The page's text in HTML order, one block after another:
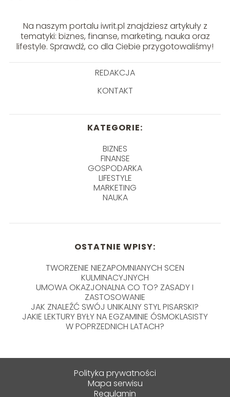
Na naszym portalu iwrit.pl znajdziesz artykuły z
tematyki: biznes, finanse, marketing, nauka oraz
lifestyle. Sprawdź, co dla Ciebie przygotowaliśmy!
REDAKCJA
KONTAKT
KATEGORIE:
BIZNES
FINANSE
GOSPODARKA
LIFESTYLE
MARKETING
NAUKA
OSTATNIE WPISY:
TWORZENIE NIEZAPOMNIANYCH SCEN
KULMINACYJNYCH
UMOWA OKAZJONALNA CO TO? ZASADY I
ZASTOSOWANIE
JAK ZNALEŹĆ SWÓJ UNIKALNY STYL PISARSKI?
JAKIE LEKTURY BYŁY NA EGZAMINIE ÓSMOKLASISTY
W POPRZEDNICH LATACH?
Polityka prywatności
Mapa serwisu
Regulamin